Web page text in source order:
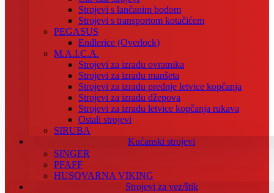
Strojevi s lančanim bodom
Strojevi s transportom kotačićem
PEGASUS
Endlerice (Overlock)
M.A.I.C.A.
Strojevi za izradu ovratnika
Strojevi za izradu manšeta
Strojevi za izradu prednje letvice kopčanja
Strojevi za izradu džepova
Strojevi za izradu letvice kopčanja rukava
Ostali strojevi
SIRUBA
Kućanski strojevi
SINGER
PFAFF
HUSQVARNA VIKING
Strojevi za vez/štik